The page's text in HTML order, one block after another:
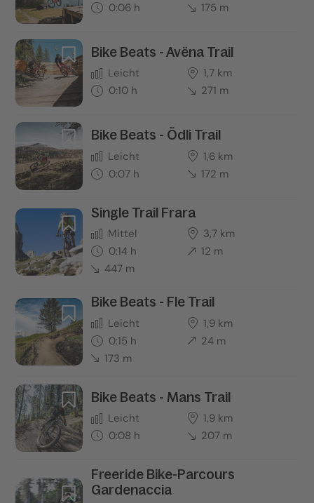
0:06 h
175 m
Bike Beats - Avëna Trail
Leicht
1,7 km
0:10 h
271 m
Bike Beats - Ödli Trail
Leicht
1,6 km
0:07 h
172 m
Single Trail Frara
Mittel
3,7 km
0:14 h
12 m
447 m
Bike Beats - Fle Trail
Leicht
1,9 km
0:15 h
24 m
173 m
Bike Beats - Mans Trail
Leicht
1,9 km
0:08 h
207 m
Freeride Bike-Parcours
Gardenaccia